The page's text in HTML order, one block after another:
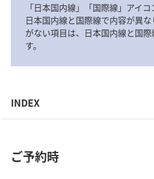
「日本国内線」「国際線」アイ
日本国内線と国際線で内容が異
がない項目は、日本国内線と国
す。
INDEX
ご予約時